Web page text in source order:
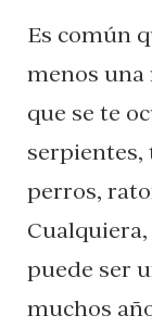
Es común
menos una
que se te
serpientes,
perros,
puede ser
muchos